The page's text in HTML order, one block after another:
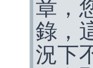
章，
錄，
況下